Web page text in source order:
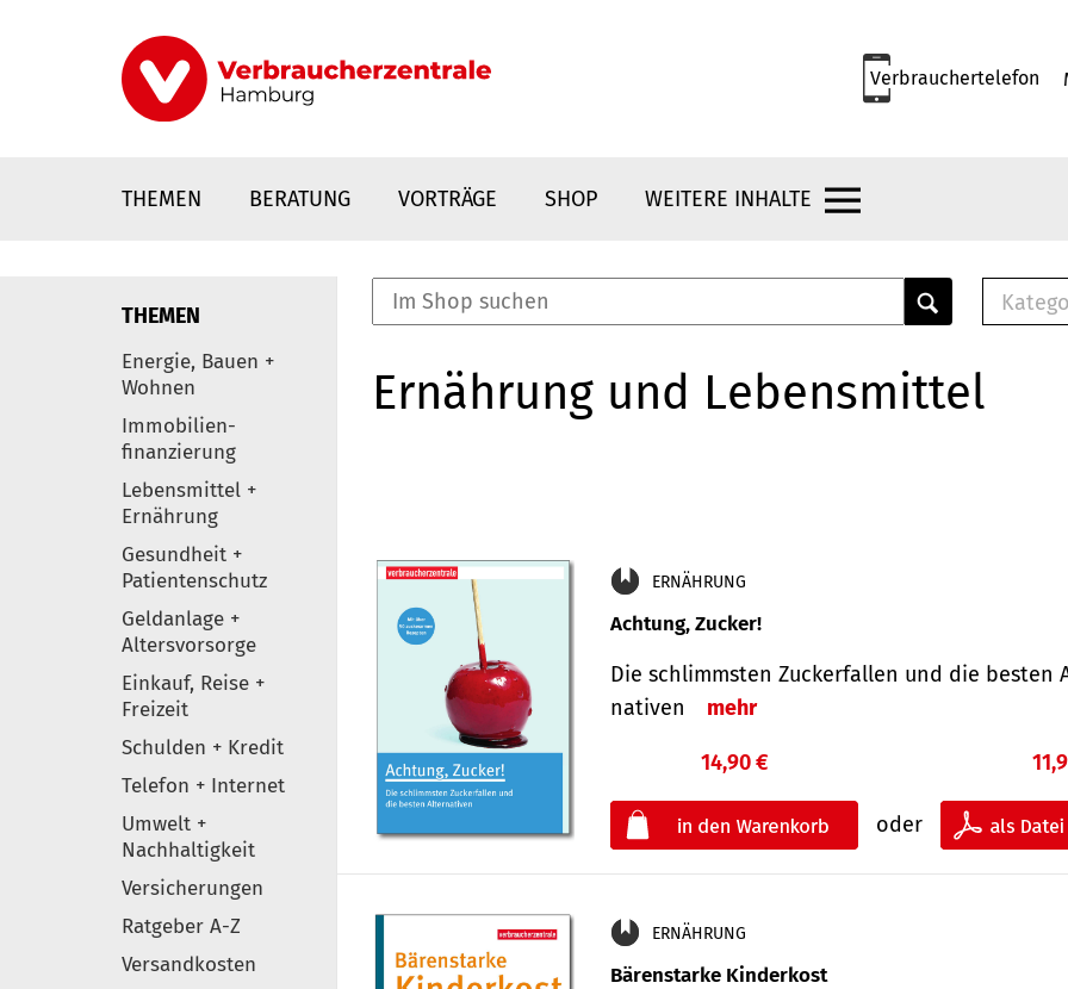
Verbrauchertelefon
THEMEN BERATUNG VORTRÄGE SHOP WEITERE INHALTE
Elemente
THEMEN
Energie, Bauen +
Wohnen
Immobilien-
finanzierung
Lebensmittel +
Ernährung
Gesundheit +
Patientenschutz
Geldanlage +
Altersvorsorge
Einkauf, Reise +
Freizeit
Schulden + Kredit
Telefon + Internet
Umwelt +
Nachhaltigkeit
Versicherungen
Ratgeber A-Z
Versandkosten
Ernährung und Lebensmittel
ERNÄHRUNG
Achtung, Zucker!
Die schlimmsten Zucker­fallen und die besten
nativen
mehr
14,90 €
oder
ERNÄHRUNG
Bärenstarke Kinderkost